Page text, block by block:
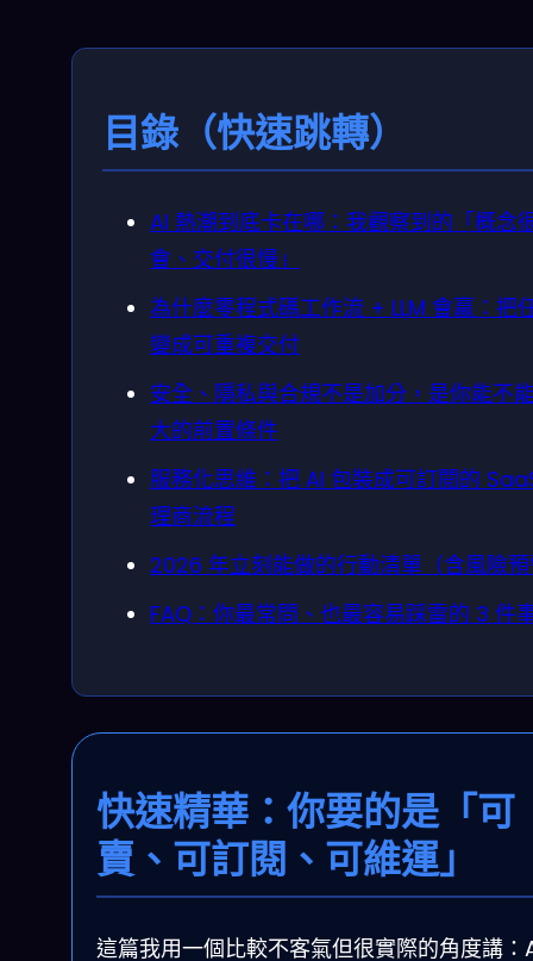
目錄（快速跳轉）
AI 熱潮到底卡在哪：我觀察到的「概念
會、交付很慢」
為什麼零程式碼工作流 + LLM 會贏：把
變成可重複交付
安全、隱私與合規不是加分，是你能不
大的前置條件
服務化思維：把 AI 包裝成可訂閱的
理商流程
2026 年立刻能做的行動清單（含風險
FAQ：你最常問、也最容易踩雷的 3 件
快速精華：你要的是「可
賣、可訂閱、可維運」
這篇我用一個比較不客氣但很實際的角度講：